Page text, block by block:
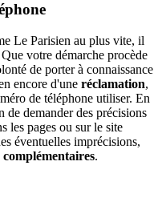
Le Parisien au plus vite, il
Que votre démarche procède
de porter à connaissance
encore d'une réclamation,
de téléphone utiliser. En
de demander des précisions
les pages ou sur le site
éventuelles imprécisions,
.